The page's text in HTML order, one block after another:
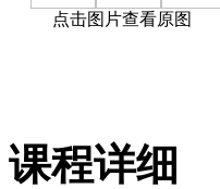
点击图片查看原图
课程详细